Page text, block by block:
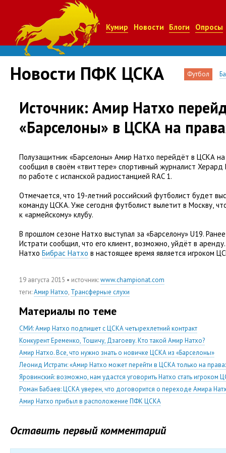
Кумир Новости Блоги Опросы
Новости ПФК ЦСКА Футбол
Источник: Амир Натхо
«Барселоны» в ЦСКА на
Полузащитник «Барселоны» Амир Натхо перейдёт в ЦСКА
сообщил в своём «твиттере» спортивный журналист Херард
по работе с испанской радиостанцией RAC 1.
Отмечается, что 19-летний российский футболист будет
команду ЦСКА. Уже сегодня футболист вылетит в Москву,
к «армейскому» клубу.
В прошлом сезоне Натхо выступал за «Барселону» U19.
Истрати сообщил, что его клиент, возможно, уйдёт в
Натхо Бибрас Натхо в настоящее время является игроком
19 августа 2015 • источник:www.championat.com
теги:Амир Натхо, Трансферные слухи
Материалы по теме
СМИ: Амир Натхо подпишет с ЦСКА четырехлетний контракт
Конкурент Еременко, Тошичу, Дзагоеву. Кто такой Амир Натхо?
Амир Натхо. Все, что нужно знать о новичке ЦСКА из «Барселоны»
Леонид Истрати: «Амир Натхо может перейти в ЦСКА только на
Яровинский: возможно, нам удастся уговорить Натхо стать игроком
Роман Бабаев: ЦСКА уверен, что договорится о переходе Амира
Амир Натхо прибыл в расположение ПФК ЦСКА
Оставить первый комментарий